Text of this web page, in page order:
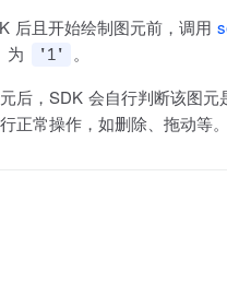
后且开始绘制图元前，调用
为 '1'
。
后，SDK 会自行判断该图
正常操作，如删除、拖动等。